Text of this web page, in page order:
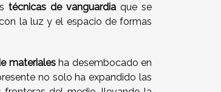
técnicas de vanguardia que se
la luz y el espacio de formas
materialesha desembocado en
no solo ha expandido las